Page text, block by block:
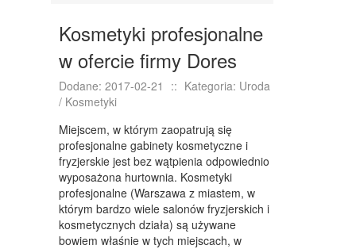
TŁUMACZENIA
KSIĄŻKI, CZASOPISMA
SPRZEDAŻ INTERNTOWA
DLA DZIECI
MEBLE
WYPOSAŻENIE WNĘTRZ
WYPOSAŻENIE ŁAZIENKI
Kosmetyki profesjonalne
w ofercie firmy Dores
Dodane: 2017-02-21 :: Kategoria: Uroda
/ Kosmetyki
Miejscem, w którym zaopatrują się
profesjonalne gabinety kosmetyczne i
fryzjerskie jest bez wątpienia odpowiednio
wyposażona hurtownia. Kosmetyki
profesjonalne (Warszawa z miastem, w
którym bardzo wiele salonów fryzjerskich i
kosmetycznych działa) są używane
bowiem właśnie w tych miejscach, w